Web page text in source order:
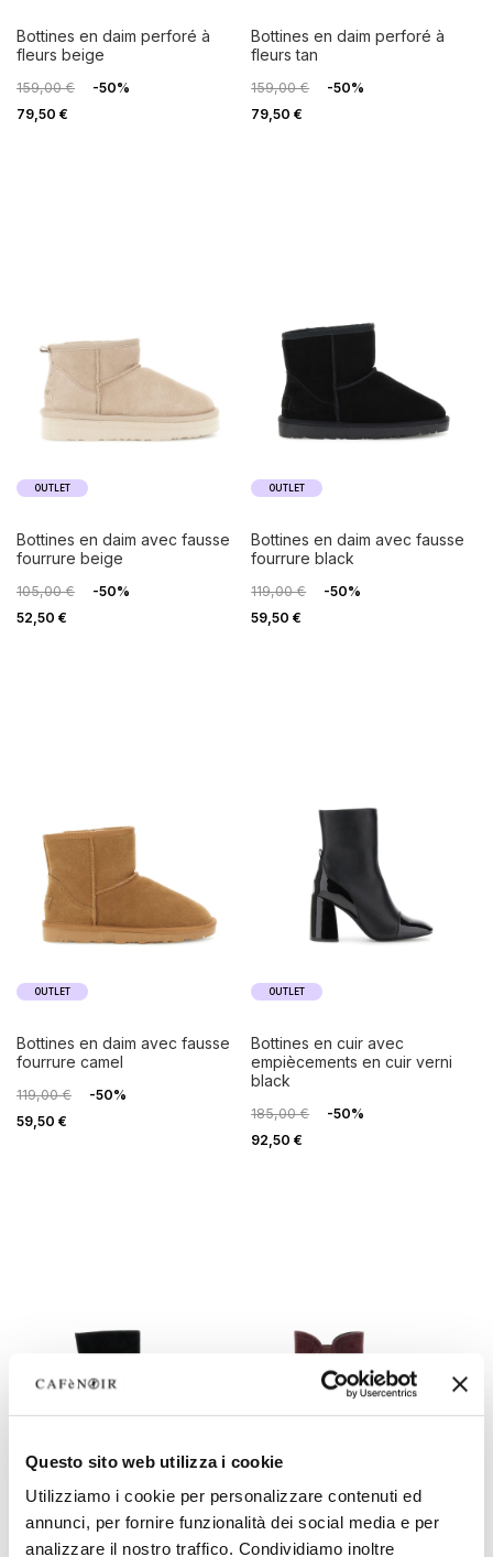
Questo sito web utilizza i cookie
Utilizziamo i cookie per personalizzare contenuti ed
annunci, per fornire funzionalità dei social media e per
analizzare il nostro traffico. Condividiamo inoltre
bottines en daim perforé à
fleurs beige
159,00 €
-50%
79,50 €
bottines en daim perforé à
fleurs tan
159,00 €
-50%
79,50 €
OUTLET
bottines en daim avec fausse
fourrure beige
105,00 €
-50%
52,50 €
OUTLET
bottines en daim avec fausse
fourrure black
119,00 €
-50%
59,50 €
OUTLET
bottines en daim avec fausse
fourrure camel
119,00 €
-50%
59,50 €
OUTLET
bottines en cuir avec
empiècements en cuir verni
black
185,00 €
-50%
92,50 €
OUTLET